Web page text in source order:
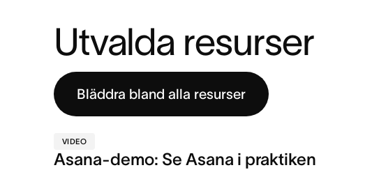
Utvalda resurser
Bläddra bland alla resurser
VIDEO
Asana-demo: Se Asana i praktiken